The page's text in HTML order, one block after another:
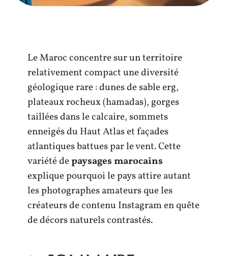
Le Maroc concentre sur un territoire
relativement compact une diversité
géologique rare : dunes de sable erg,
plateaux rocheux (hamadas), gorges
taillées dans le calcaire, sommets
enneigés du Haut Atlas et façades
atlantiques battues par le vent. Cette
variété depaysages marocains
explique pourquoi le pays attire autant
les photographes amateurs que les
créateurs de contenu Instagram en quête
de décors naturels contrastés.